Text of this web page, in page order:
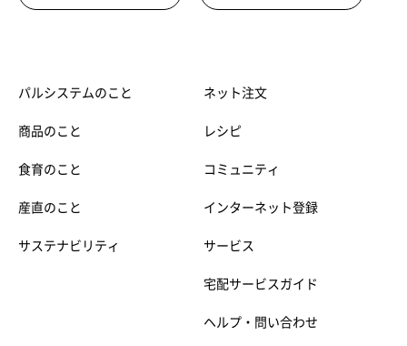
パルシステムのこと
商品のこと
食育のこと
産直のこと
サステナビリティ
ネット注文
レシピ
コミュニティ
インターネット登録
サービス
宅配サービスガイド
ヘルプ・問い合わせ